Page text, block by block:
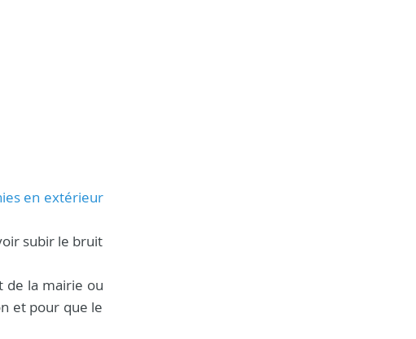
en extérieur
subir le bruit
de la mairie ou
et pour que le